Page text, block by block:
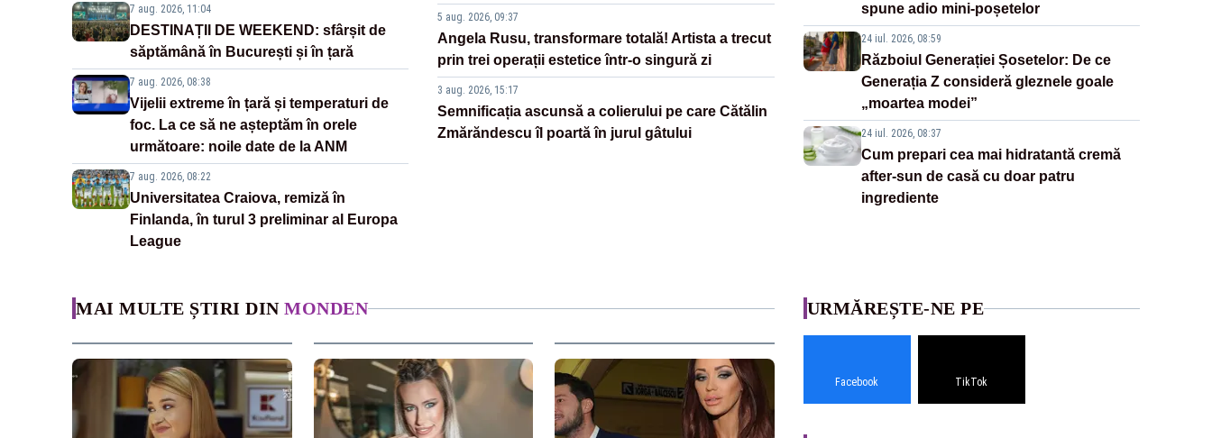
7 aug. 2026, 11:04
DESTINAȚII DE WEEKEND: sfârșit de
săptămână în București și în țară
7 aug. 2026, 08:38
Vijelii extreme în țară și temperaturi de
foc. La ce să ne așteptăm în orele
următoare: noile date de la ANM
7 aug. 2026, 08:22
Universitatea Craiova, remiză în
Finlanda, în turul 3 preliminar al Europa
League
5 aug. 2026, 09:37
Angela Rusu, transformare totală! Artista a trecut
prin trei operații estetice într-o singură zi
3 aug. 2026, 15:17
Semnificația ascunsă a colierului pe care Cătălin
Zmărăndescu îl poartă în jurul gâtului
spune adio mini-poșetelor
24 iul. 2026, 08:59
Războiul Generației Șosetelor: De ce
Generația Z consideră gleznele goale
„moartea modei”
24 iul. 2026, 08:37
Cum prepari cea mai hidratantă cremă
after-sun de casă cu doar patru
ingrediente
MAI MULTE ȘTIRI DIN MONDEN URMĂREȘTE-NE PE
Facebook TikTok